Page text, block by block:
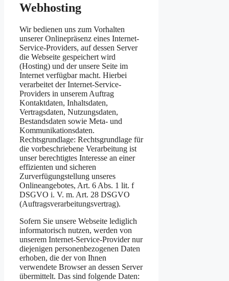
Webhosting
Wir bedienen uns zum Vorhalten
unserer Onlinepräsenz eines Internet-
Service-Providers, auf dessen Server
die Webseite gespeichert wird
(Hosting) und der unsere Seite im
Internet verfügbar macht. Hierbei
verarbeitet der Internet-Service-
Providers in unserem Auftrag
Kontaktdaten, Inhaltsdaten,
Vertragsdaten, Nutzungsdaten,
Bestandsdaten sowie Meta- und
Kommunikationsdaten.
Rechtsgrundlage: Rechtsgrundlage für
die vorbeschriebene Verarbeitung ist
unser berechtigtes Interesse an einer
effizienten und sicheren
Zurverfügungstellung unseres
Onlineangebotes, Art. 6 Abs. 1 lit. f
DSGVO i. V. m. Art. 28 DSGVO
(Auftragsverarbeitungsvertrag).
Sofern Sie unsere Webseite lediglich
informatorisch nutzen, werden von
unserem Internet-Service-Provider nur
diejenigen personenbezogenen Daten
erhoben, die der von Ihnen
verwendete Browser an dessen Server
übermittelt. Das sind folgende Daten: